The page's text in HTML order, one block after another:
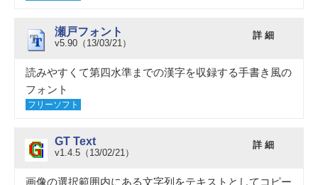
瀬戸フォント
v5.90（13/03/21）
詳 細
読みやすくて第四水準までの漢字を収録する手書き風の
フォント
フリーソフト
GT Text
v1.4.5（13/02/21）
詳 細
画像の選択範囲内にある文字列をテキストとしてコピー